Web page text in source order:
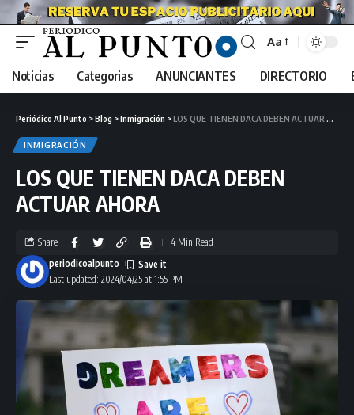
Aa
Noticias Categorias ANUNCIANTES DIRECTORIO
Periódico Al Punto >Blog >Inmigración >LOS QUE TIENEN DACA DEBEN ACTUAR AHORA
INMIGRACIÓN
LOS QUE TIENEN DACA DEBEN
ACTUAR AHORA
Last updated: 2024/04/25 at 1:55 PM
periodicoalpunto
Share 4 Min Read